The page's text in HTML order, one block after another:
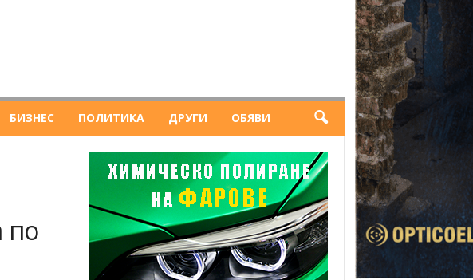
БИЗНЕС ПОЛИТИКА ДРУГИ ОБЯВИ
по